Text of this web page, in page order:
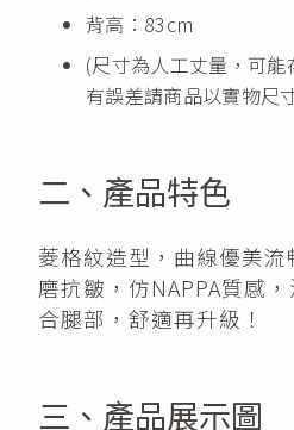
背高：83cm
(尺寸為人工丈量，可
有誤差請商品以實物尺
二、產品特色
菱格紋造型，曲線優美
磨抗皺，仿NAPPA質感
合腿部，舒適再升級！
三、產品展示圖